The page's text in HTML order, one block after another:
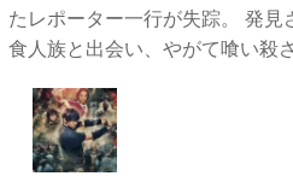
たレポーター一行が失踪。 発見
食人族と出会い、やがて喰い殺